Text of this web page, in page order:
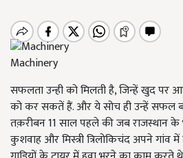
Machinery
सफलता उन्ही को मिलती है, जिन्हें खुद पर
को कर सकतें हैं. और ये सोच ही उन्हें सफल
तक़रीबन 11 साल पहले की जब राजस्थान के
कुशवाह और मिस्त्री त्रिलोकिचंद अपने गांव